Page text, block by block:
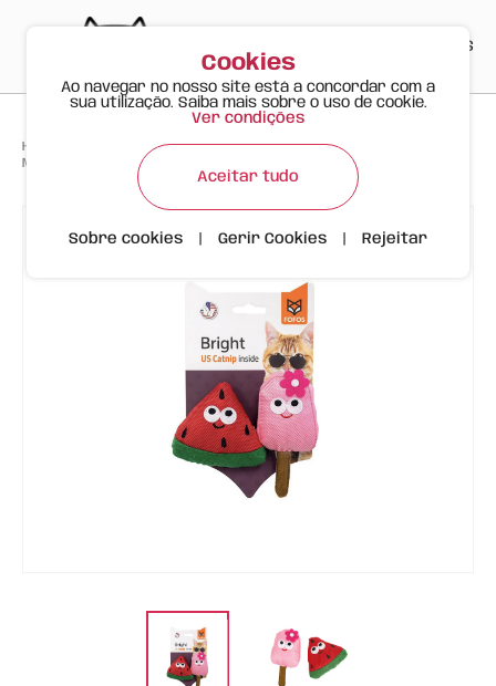
ES
Happy Meow Produtos > >
Melância e Gelado c/ Catnip Orgânico | Gato | FOFOS
Cookies
Ao navegar no nosso site está a concordar com a
sua utilização. Saiba mais sobre o uso de cookie.
Ver condições
Aceitar tudo
Sobre cookies Gerir Cookies Rejeitar